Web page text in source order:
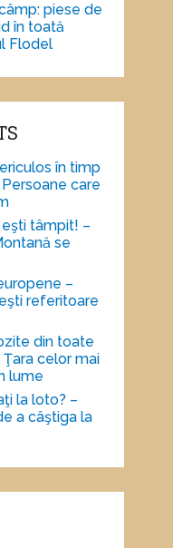
piese de
în toată
Flodel
în timp
Persoane care
tâmpit! –
se
–
referitoare
din toate
Ţara celor mai
lume
la loto? –
a câştiga la